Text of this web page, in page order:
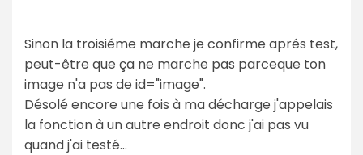
Sinon la troisiéme marche je confirme aprés test,
peut-être que ça ne marche pas parceque ton
image n'a pas de id="image".
Désolé encore une fois à ma décharge j'appelais
la fonction à un autre endroit donc j'ai pas vu
quand j'ai testé...